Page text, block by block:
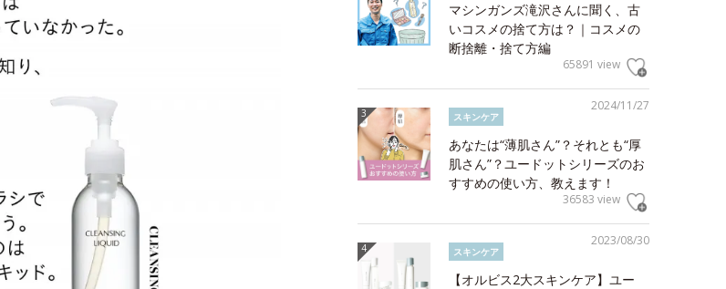
マシンガンズ滝沢さんに聞く、古
いコスメの捨て方は？｜コスメの
断捨離・捨て方編
65891 view
2024/11/27
スキンケア
あなたは“薄肌さん”？それとも“厚
肌さん”？ユードットシリーズのお
すすめの使い方、教えます！
36583 view
2023/08/30
スキンケア
【オルビス2大スキンケア】ユー